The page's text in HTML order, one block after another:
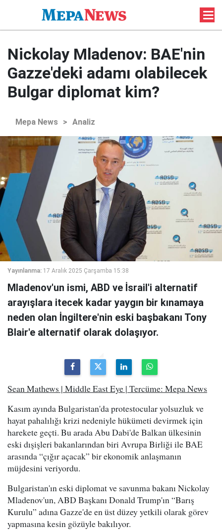
Nickolay Mladenov: BAE'nin
Gazze'deki adamı olabilecek
Bulgar diplomat kim?
Mepa News > Analiz
Yayınlanma: 17 Aralık 2025 Çarşamba 15:38
Mladenov'un ismi, ABD ve İsrail'i alternatif
arayışlara itecek kadar yaygın bir kınamaya
neden olan İngiltere'nin eski başbakanı Tony
Blair'e alternatif olarak dolaşıyor.
Sean Mathews | Middle East Eye | Tercüme: Mepa News
Kasım ayında Bulgaristan'da protestocular yolsuzluk ve
hayat pahalılığı krizi nedeniyle hükümeti devirmek için
harekete geçti. Bu arada Abu Dabi'de Balkan ülkesinin
eski dışişleri bakanlarından biri Avrupa Birliği ile BAE
arasında “çığır açacak” bir ekonomik anlaşmanın
müjdesini veriyordu.
Bulgaristan'ın eski diplomat ve savunma bakanı Nickolay
Mladenov'un, ABD Başkanı Donald Trump'ın “Barış
Kurulu” adına Gazze'de en üst düzey yetkili olarak görev
yapmasına kesin gözüyle bakılıyor.